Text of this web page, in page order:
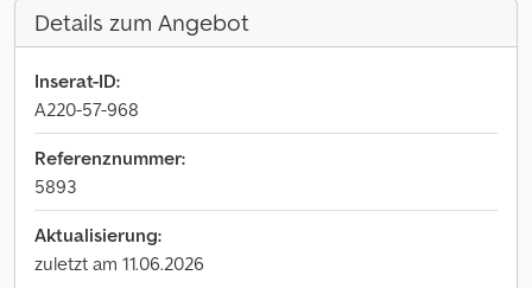
Details zum Angebot
Inserat-ID:
A220-57-968
Referenznummer:
5893
Aktualisierung:
zuletzt am 11.06.2026